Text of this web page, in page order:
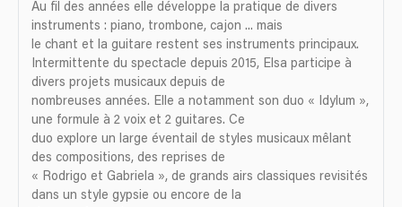
Au fil des années elle développe la pratique de divers
instruments : piano, trombone, cajon ... mais
le chant et la guitare restent ses instruments principaux.
Intermittente du spectacle depuis 2015, Elsa participe à
divers projets musicaux depuis de
nombreuses années. Elle a notamment son duo « Idylum »,
une formule à 2 voix et 2 guitares. Ce
duo explore un large éventail de styles musicaux mêlant
des compositions, des reprises de
« Rodrigo et Gabriela », de grands airs classiques revisités
dans un style gypsie ou encore de la